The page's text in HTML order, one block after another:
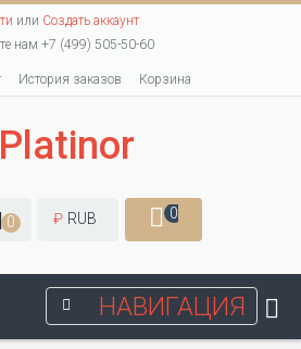
или Создать аккаунт
нам +7 (499) 505-50-60
История заказов Корзина
0 ₽ RUB 0
НАВИГАЦИЯ